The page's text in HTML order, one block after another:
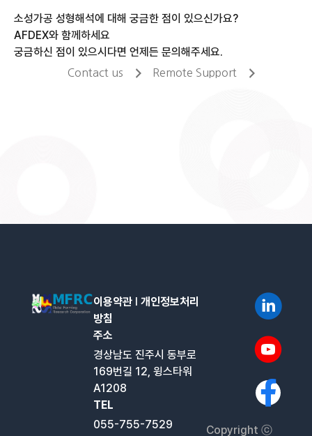
소성가공 성형해석에 대해 궁금한 점이 있으신가요?
AFDEX와 함께하세요
궁금하신 점이 있으시다면 언제든 문의해주세요.
Contact us Remote Support
이용약관 l개인정보처리
방침
주소
경상남도 진주시 동부로
169번길 12, 윙스타워
A1208
TEL
055-755-7529
Copyright ⓒ